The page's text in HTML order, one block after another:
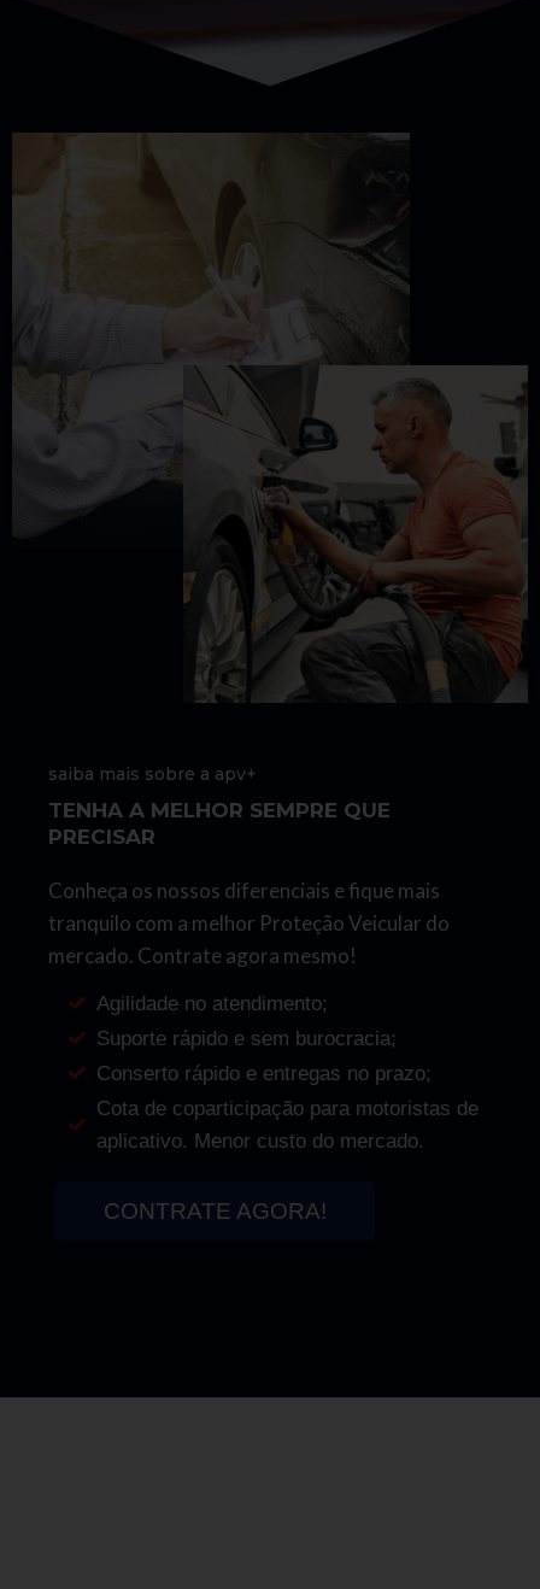
saiba mais sobre a apv+
TENHA A MELHOR SEMPRE QUE
PRECISAR
Conheça os nossos diferenciais e fique mais
tranquilo com a melhor Proteção Veicular do
mercado. Contrate agora mesmo!
Agilidade no atendimento;
Suporte rápido e sem burocracia;
Conserto rápido e entregas no prazo;
Cota de coparticipação para motoristas de
aplicativo. Menor custo do mercado.
CONTRATE AGORA!